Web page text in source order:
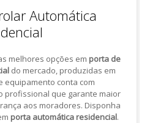
Automática
melhores opções em porta de
do mercado, produzidas em
equipamento conta com
profissional que garante maior
aos moradores. Disponha
porta automática residencial.